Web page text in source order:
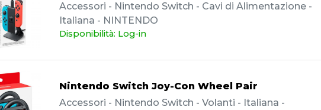
Accessori - Nintendo Switch - Cavi di Alimentazione -
Italiana - NINTENDO
Disponibilità: Log-in
Nintendo Switch Joy-Con Wheel Pair
Accessori - Nintendo Switch - Volanti - Italiana -